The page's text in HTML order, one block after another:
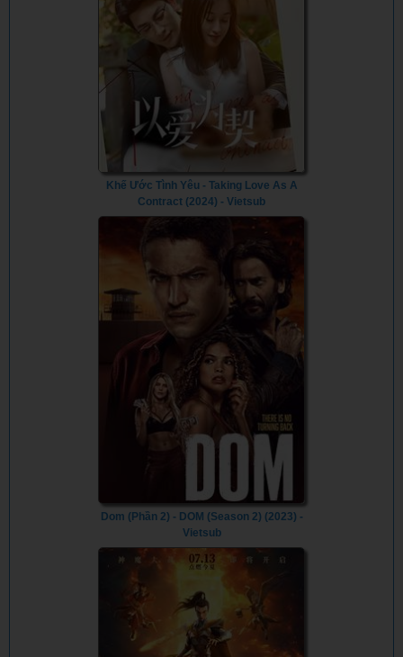
Khế Ước Tình Yêu - Taking Love As A
Contract (2024) - Vietsub
Dom (Phần 2) - DOM (Season 2) (2023) -
Vietsub